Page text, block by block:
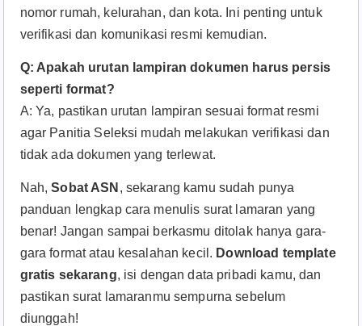
nomor rumah, kelurahan, dan kota. Ini penting untuk
verifikasi dan komunikasi resmi kemudian.
Q: Apakah urutan lampiran dokumen harus persis
seperti format?
A: Ya, pastikan urutan lampiran sesuai format resmi
agar Panitia Seleksi mudah melakukan verifikasi dan
tidak ada dokumen yang terlewat.
Nah,Sobat ASN , sekarang kamu sudah punya
panduan lengkap cara menulis surat lamaran yang
benar! Jangan sampai berkasmu ditolak hanya gara-
gara format atau kesalahan kecil. Download template
gratis sekarang, isi dengan data pribadi kamu, dan
pastikan surat lamaranmu sempurna sebelum
diunggah!